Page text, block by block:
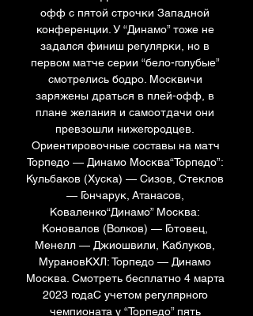
офф с пятой строчки Западной
конференции. У “Динамо” тоже не
задался финиш регулярки, но в
первом матче серии “бело-голубые”
смотрелись бодро. Москвичи
заряжены драться в плей-офф, в
плане желания и самоотдачи они
превзошли нижегородцев.
Ориентировочные составы на матч
Торпедо — Динамо Москва“Торпедо”:
Кульбаков (Хуска) — Сизов, Стеклов
— Гончарук, Атанасов,
Коваленко“Динамо” Москва:
Коновалов (Волков) — Готовец,
Менелл — Джиошвили, Каблуков,
МурановКХЛ: Торпедо — Динамо
Москва. Смотреть бесплатно 4 марта
2023 годаС учетом регулярного
чемпионата у “Торпедо” пять